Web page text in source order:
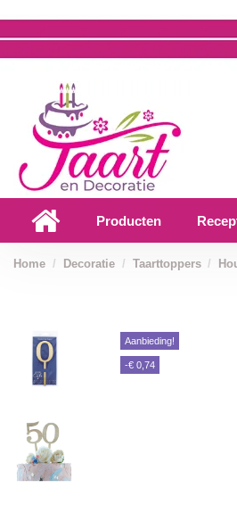
Producten
Home Decoratie Taarttoppers
Aanbieding!
-€ 0,74